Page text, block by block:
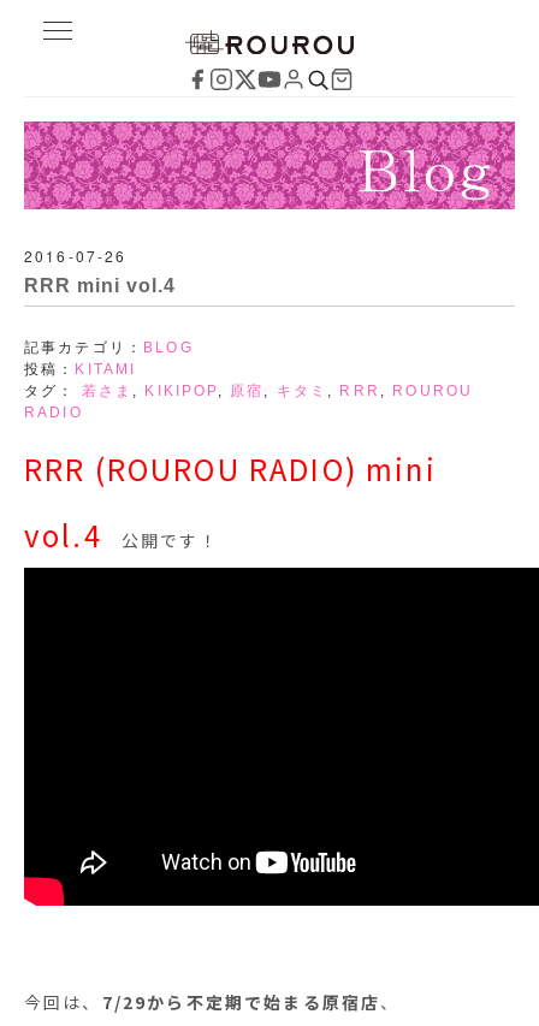
2016-07-26
RRR mini vol.4
記事カテゴリ： BLOG
投稿： KITAMI
タグ： 若さま KIKIPOP 原宿 キタミ RRR
ROUROU
RADIO
RRR (ROUROU RADIO) mini
vol.4 公開です！
今回は、 7/29から不定期で始まる原宿店、